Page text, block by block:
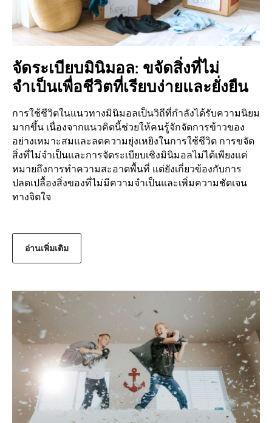
จัดระเบียบมินิมอล: ขจัดสิ่งที่ไม่
จำเป็นเพื่อชีวิตที่เรียบง่ายและยั่งยืน
การใช้ชีวิตในแนวทางมินิมอลเป็นวิถีที่กำลังได้รับความนิยม
มากขึ้น เนื่องจากแนวคิดนี้ช่วยให้คนรู้จักจัดการข้าวของ
อย่างเหมาะสมและลดความยุ่งเหยิงในการใช้ชีวิต การขจัด
สิ่งที่ไม่จำเป็นและการจัดระเบียบเชิงมินิมอลไม่ได้เพียงแค่
หมายถึงการทำความสะอาดพื้นที่ แต่ยังเกี่ยวข้องกับการ
ปลดเปลื้องสิ่งของที่ไม่มีความจำเป็นและเพิ่มความชัดเจน
ทางจิตใจ
อ่านเพิ่มเติม